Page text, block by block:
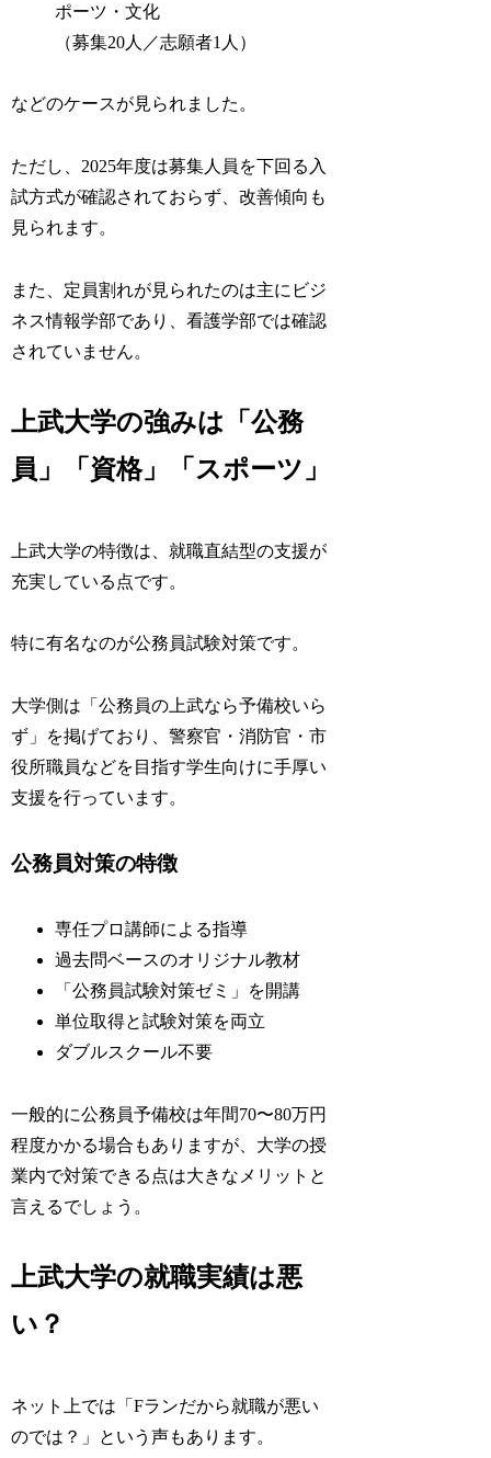
ポーツ・文化
（募集20人／志願者1人）
などのケースが見られました。
ただし、2025年度は募集人員を下回る入
試方式が確認されておらず、改善傾向も
見られます。
また、定員割れが見られたのは主にビジ
ネス情報学部であり、看護学部では確認
されていません。
上武大学の強みは「公務
員」「資格」「スポーツ」
上武大学の特徴は、就職直結型の支援が
充実している点です。
特に有名なのが公務員試験対策です。
大学側は「公務員の上武なら予備校いら
ず」を掲げており、警察官・消防官・市
役所職員などを目指す学生向けに手厚い
支援を行っています。
公務員対策の特徴
専任プロ講師による指導
過去問ベースのオリジナル教材
「公務員試験対策ゼミ」を開講
単位取得と試験対策を両立
ダブルスクール不要
一般的に公務員予備校は年間70〜80万円
程度かかる場合もありますが、大学の授
業内で対策できる点は大きなメリットと
言えるでしょう。
上武大学の就職実績は悪
い？
ネット上では「Fランだから就職が悪い
のでは？」という声もあります。